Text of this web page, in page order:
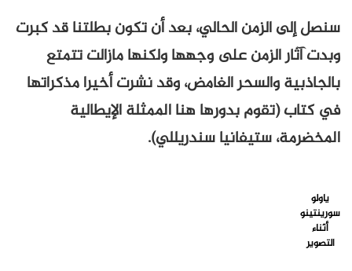
سنصل إلى الزمن الحالي، بعد أن تكون بطلتنا قد كبرت
وبدت آثار الزمن على وجهها ولكنها مازالت تتمتع
بالجاذبية والسحر الغامض، وقد نشرت أخيرا مذكراتها
في كتاب (تقوم بدورها هنا الممثلة الإيطالية
المخضرمة، ستيفانيا سندريللي).
ياولو
سورينتينو
أثناء
التصوير